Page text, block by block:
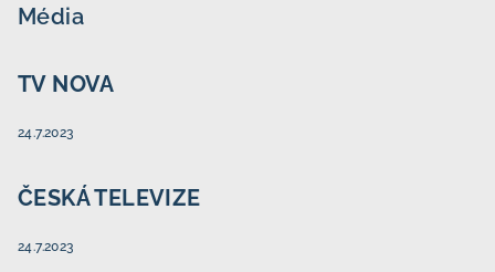
Média
TV NOVA
24.7.2023
ČESKÁ TELEVIZE
24.7.2023